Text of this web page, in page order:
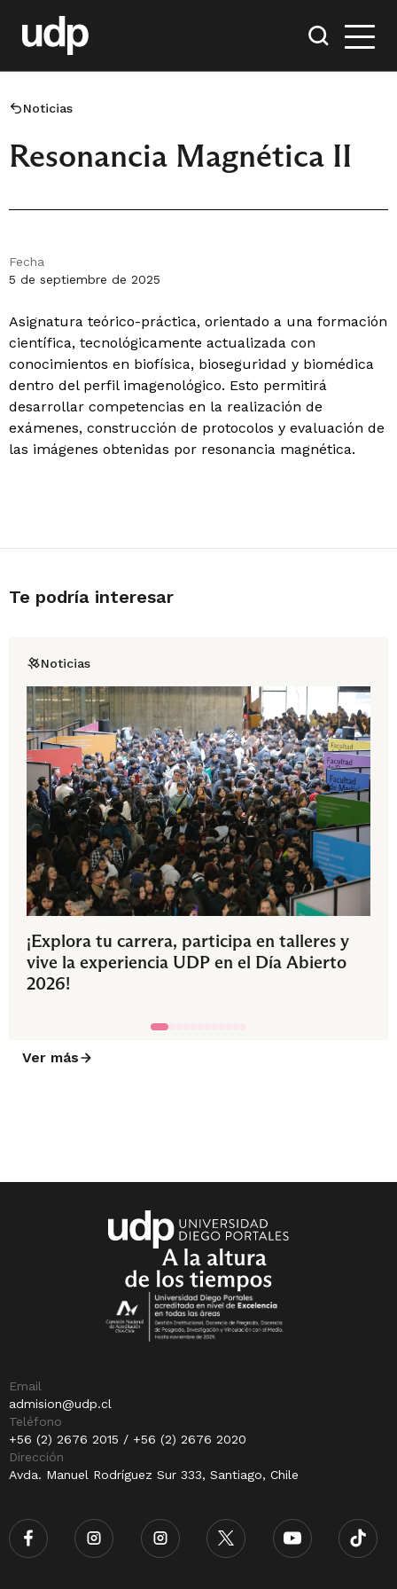
Noticias
Resonancia Magnética II
Fecha
5 de septiembre de 2025
Asignatura teórico-práctica, orientado a una formación
científica, tecnológicamente actualizada con
conocimientos en biofísica, bioseguridad y biomédica
dentro del perfil imagenológico. Esto permitirá
desarrollar competencias en la realización de
exámenes, construcción de protocolos y evaluación de
las imágenes obtenidas por resonancia magnética.
Te podría interesar
Noticias
¡Explora tu carrera, participa en talleres y
vive la experiencia UDP en el Día Abierto
2026!
Ver más
Email
admision@udp.cl
Teléfono
+56 (2) 2676 2015 / +56 (2) 2676 2020
Dirección
Avda. Manuel Rodríguez Sur 333, Santiago, Chile